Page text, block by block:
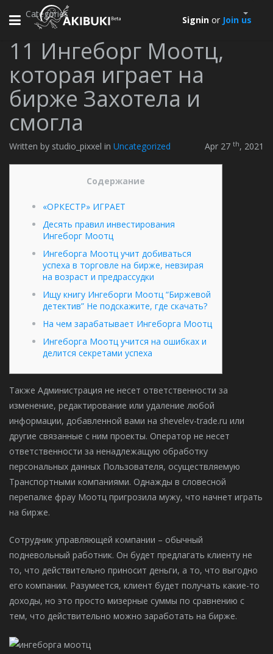
Toggle
Signin or Join us
Categories
11 Ингеборг Моотц,
которая играет на
бирже Захотела и
смогла
Written by studio_pixxel in Uncategorized Apr 27 th, 2021
Cодержание
«ОРКЕСТР» ИГРАЕТ
Десять правил инвестирования
Ингеборг Моотц
Ингеборга Моотц учит добиваться
успеха в торговле на бирже, невзирая
на возраст и предрассудки
Ищу книгу Ингеборги Моотц “Биржевой
детектив” Не подскажите, где скачать?
На чем зарабатывает Ингеборга Моотц
Ингеборга Моотц учится на ошибках и
делится секретами успеха
Также Администрация не несет ответственности за
изменение, редактирование или удаление любой
информации, добавленной вами на shevelev-trade.ru или
другие связанные с ним проекты. Оператор не несет
ответственности за ненадлежащую обработку
персональных данных Пользователя, осуществляемую
Транспортными компаниями. Однажды в словесной
перепалке фрау Моотц пригрозила мужу, что начнет играть
на бирже.
Сотрудник управляющей компании – обычный
подневольный работник. Он будет предлагать клиенту не
то, что действительно приносит деньги, а то, что выгодно
его компании. Разумеется, клиент будет получать какие-то
доходы, но это просто мизерные суммы по сравнению с
тем, что действительно можно заработать на бирже.